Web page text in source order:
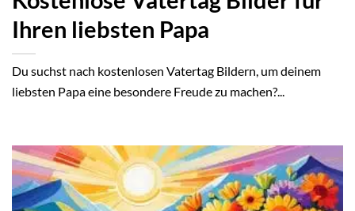
Ihren liebsten Papa
Du suchst nach kostenlosen Vatertag Bildern, um deinem
liebsten Papa eine besondere Freude zu machen?...